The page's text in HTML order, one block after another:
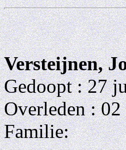
Versteijnen,
Gedoopt : 27
Overleden :
Familie: